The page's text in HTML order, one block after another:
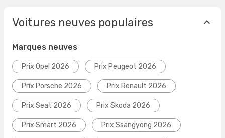
Voitures neuves populaires
Marques neuves
Prix Opel 2026 Prix Peugeot 2026
Prix Porsche 2026 Prix Renault 2026
Prix Seat 2026 Prix Skoda 2026
Prix Smart 2026 Prix Ssangyong 2026